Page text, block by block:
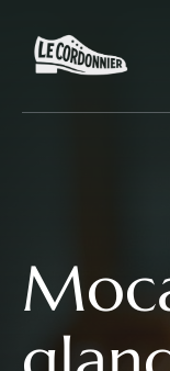
contenu